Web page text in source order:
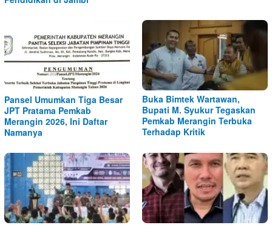
Pansel Umumkan Tiga Besar
JPT Pratama Pemkab
Merangin 2026, Ini Daftar
Namanya
Buka Bimtek Wartawan,
Bupati M. Syukur Tegaskan
Pemkab Merangin Terbuka
Terhadap Kritik